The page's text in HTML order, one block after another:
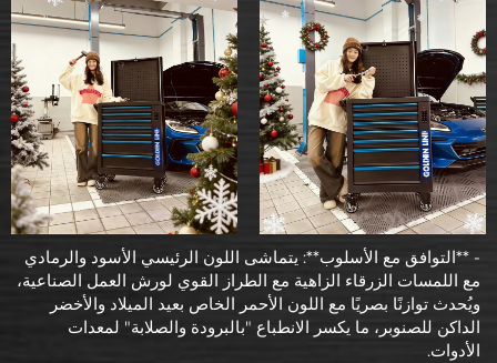
- **التوافق مع الأسلوب**: يتماشى اللون الرئيسي الأسود والرمادي
مع اللمسات الزرقاء الزاهية مع الطراز القوي لورش العمل الصناعية،
ويُحدث توازنًا بصريًا مع اللون الأحمر الخاص بعيد الميلاد والأخضر
الداكن للصنوبر، ما يكسر الانطباع "بالبرودة والصلابة" لمعدات
الأدوات.